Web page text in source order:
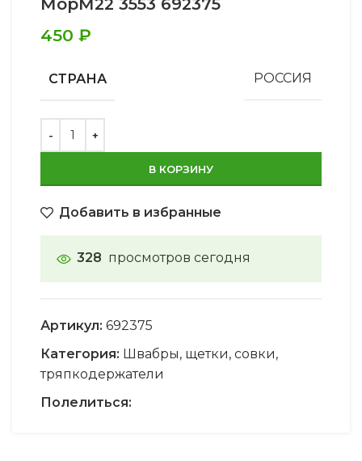
450 ₽
СТРАНА РОССИЯ
В КОРЗИНУ
Добавить в избранные
328 просмотров сегодня
Артикул: 692375
Категория: Швабры, щетки, совки,
тряпкодержатели
Полелиться: